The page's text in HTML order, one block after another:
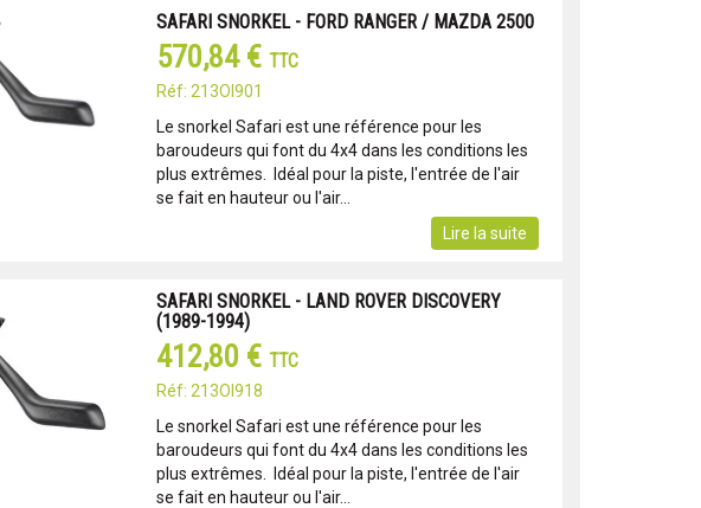
SAFARI SNORKEL - FORD RANGER / MAZDA 2500
570,84 € TTC
Réf: 213OI901
Le snorkel Safari est une référence pour les
baroudeurs qui font du 4x4 dans les conditions les
plus extrêmes. Idéal pour la piste, l'entrée de l'air
se fait en hauteur ou l'air...
Lire la suite
SAFARI SNORKEL - LAND ROVER DISCOVERY
(1989-1994)
412,80 € TTC
Réf: 213OI918
Le snorkel Safari est une référence pour les
baroudeurs qui font du 4x4 dans les conditions les
plus extrêmes. Idéal pour la piste, l'entrée de l'air
se fait en hauteur ou l'air...